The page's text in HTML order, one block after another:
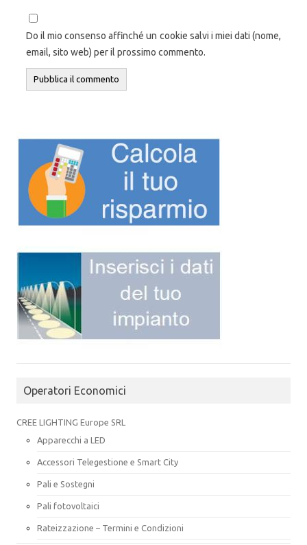
Do il mio consenso affinché un cookie salvi i miei dati (nome,
email, sito web) per il prossimo commento.
Operatori Economici
CREE LIGHTING Europe SRL
Apparecchi a LED
Accessori Telegestione e Smart City
Pali e Sostegni
Pali fotovoltaici
Rateizzazione – Termini e Condizioni